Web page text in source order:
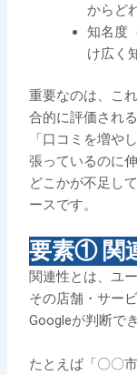
からど
知名度
け広く
重要なのは、こ
合的に評価され
「口コミを増や
張っているのに
どこかが不足し
ースです。
要素① 関
関連性とは、ユ
その店舗・サー
Googleが判断で
たとえば「〇〇